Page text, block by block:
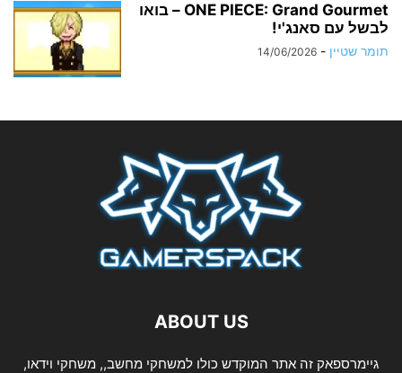
ONE PIECE: Grand Gourmet – בואו
לבשל עם סאנג'י!
תומר שטיין -
14/06/2026
ABOUT US
גיימרספאק זה אתר המוקדש כולו למשחקי מחשב,, משחקי וידאו,